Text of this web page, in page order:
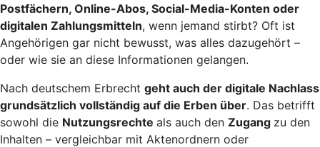
Postfächern, Online-Abos, Social-Media-Konten oder
digitalen Zahlungsmitteln, wenn jemand stirbt? Oft ist
Angehörigen gar nicht bewusst, was alles dazugehört –
oder wie sie an diese Informationen gelangen.
Nach deutschem Erbrecht geht auch der digitale Nachlass
grundsätzlich vollständig auf die Erben über. Das betrifft
sowohl die Nutzungsrechte als auch den Zugang zu den
Inhalten – vergleichbar mit Aktenordnern oder